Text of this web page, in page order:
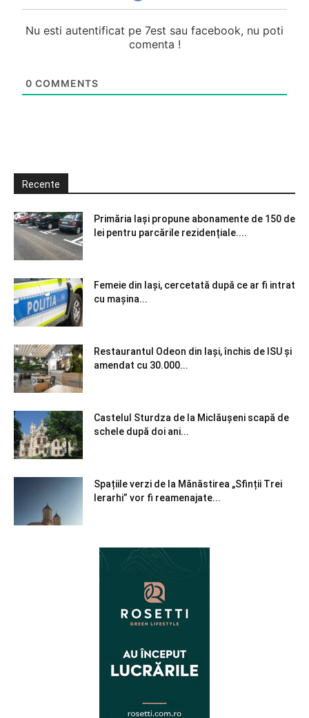
Nu esti autentificat pe 7est sau facebook, nu poti
comenta !
0 COMMENTS
Recente
Primăria Iași propune abonamente de 150 de
lei pentru parcările rezidențiale....
Femeie din Iași, cercetată după ce ar fi intrat
cu mașina...
Restaurantul Odeon din Iași, închis de ISU și
amendat cu 30.000...
Castelul Sturdza de la Miclăușeni scapă de
schele după doi ani...
Spațiile verzi de la Mănăstirea „Sfinții Trei
Ierarhi” vor fi reamenajate...